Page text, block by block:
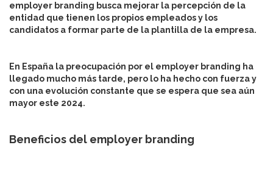
employer branding busca mejorar la percepción de la
entidad que tienen los propios empleados y los
candidatos a formar parte de la plantilla de la empresa.
En España la preocupación por el employer branding ha
llegado mucho más tarde, pero lo ha hecho con fuerza y
con una evolución constante que se espera que sea aún
mayor este 2024.
Beneficios del employer branding